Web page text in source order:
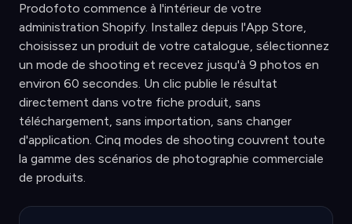
Prodofoto commence à l'intérieur de votre
administration Shopify. Installez depuis l'App Store,
choisissez un produit de votre catalogue, sélectionnez
un mode de shooting et recevez jusqu'à 9 photos en
environ 60 secondes. Un clic publie le résultat
directement dans votre fiche produit, sans
téléchargement, sans importation, sans changer
d'application. Cinq modes de shooting couvrent toute
la gamme des scénarios de photographie commerciale
de produits.